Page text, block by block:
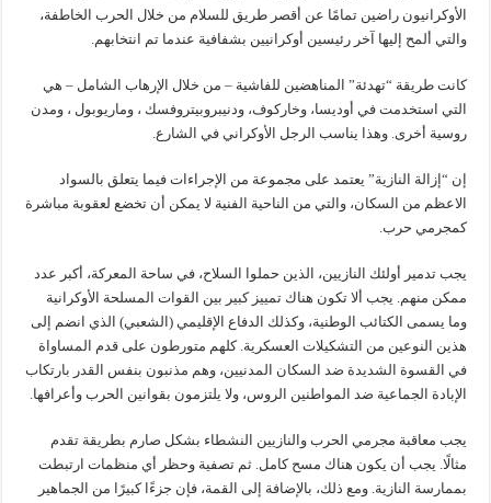
الأوكرانيون راضين تمامًا عن أقصر طريق للسلام من خلال الحرب الخاطفة،
والتي ألمح إليها آخر رئيسين أوكرانيين بشفافية عندما تم انتخابهم.
كانت طريقة “تهدئة” المناهضين للفاشية – من خلال الإرهاب الشامل – هي
التي استخدمت في أوديسا، وخاركوف، ودنيبروبيتروفسك ، وماريوبول ، ومدن
روسية أخرى. وهذا يناسب الرجل الأوكراني في الشارع.
إن “إزالة النازية” يعتمد على مجموعة من الإجراءات فيما يتعلق بالسواد
الاعظم من السكان، والتي من الناحية الفنية لا يمكن أن تخضع لعقوبة مباشرة
كمجرمي حرب.
يجب تدمير أولئك النازيين، الذين حملوا السلاح، في ساحة المعركة، أكبر عدد
ممكن منهم. يجب ألا تكون هناك تمييز كبير بين القوات المسلحة الأوكرانية
وما يسمى الكتائب الوطنية، وكذلك الدفاع الإقليمي (الشعبي) الذي انضم إلى
هذين النوعين من التشكيلات العسكرية. كلهم متورطون على قدم المساواة
في القسوة الشديدة ضد السكان المدنيين، وهم مذنبون بنفس القدر بارتكاب
الإبادة الجماعية ضد المواطنين الروس، ولا يلتزمون بقوانين الحرب وأعرافها.
يجب معاقبة مجرمي الحرب والنازيين النشطاء بشكل صارم بطريقة تقدم
مثالًا. يجب أن يكون هناك مسح كامل. ثم تصفية وحظر أي منظمات ارتبطت
بممارسة النازية. ومع ذلك، بالإضافة إلى القمة، فإن جزءًا كبيرًا من الجماهير